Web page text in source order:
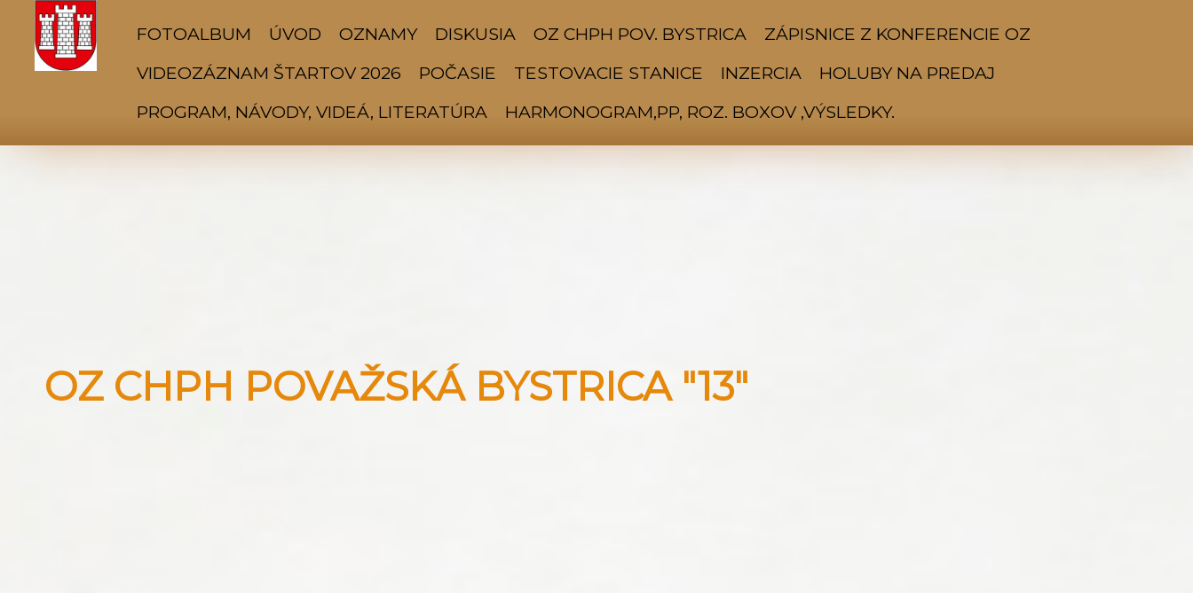
FOTOALBUM ÚVOD OZNAMY DISKUSIA OZ CHPH POV. BYSTRICA
ZÁPISNICE Z KONFERENCIE OZ
VIDEOZÁZNAM ŠTARTOV 2026
POČASIE TESTOVACIE STANICE INZERCIA
HOLUBY NA PREDAJ
PROGRAM, NÁVODY, VIDEÁ, LITERATÚRA
HARMONOGRAM,PP, ROZ. BOXOV ,VÝSLEDKY.
OZ CHPH POVAŽSKÁ BYSTRICA "13"